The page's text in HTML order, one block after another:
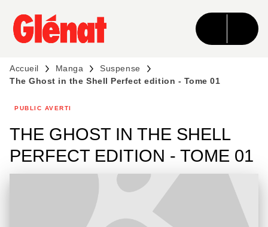
MENU RECHERCHE CONTENU
PIED DE PAGE
Accueil Manga
Suspense
The Ghost in the Shell Perfect edition - Tome 01
PUBLIC AVERTI
THE GHOST IN THE SHELL
PERFECT EDITION - TOME 01